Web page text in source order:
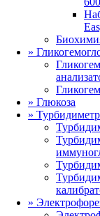
»
» Глюкоза
»
»